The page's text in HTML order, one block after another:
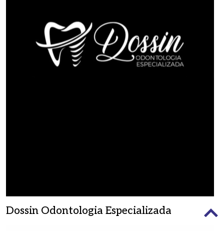
Dossin Odontologia Especializada